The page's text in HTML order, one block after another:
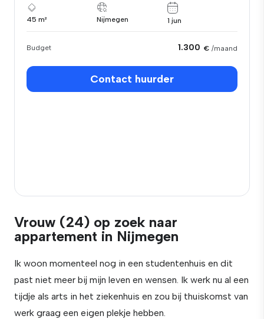
45 m² Nijmegen 1 jun
Budget 1.300 € /maand
Contact huurder
Vrouw (24) op zoek naar
appartement in Nijmegen
Ik woon momenteel nog in een studentenhuis en dit
past niet meer bij mijn leven en wensen. Ik werk nu al een
tijdje als arts in het ziekenhuis en zou bij thuiskomst van
werk graag een eigen plekje hebben.